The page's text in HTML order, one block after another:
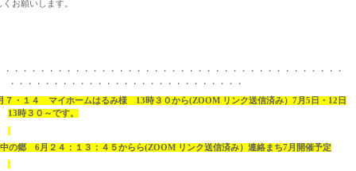
くお願いします。
・・・・・・・・・・・・・・・・・・・・・・・・・・・・・・・・・・・・・・・
・・・・・・・・・・・・・・・・・・・・・・・・・・・
７・１４ マイホームはるみ様 13時３０から(ZOOM リンク送信済み）7月5日・12日
13時３０～です。
の郷 6 月２４：１３：４５から ら(ZOOM リンク送信済み）連絡まち7月開催予定